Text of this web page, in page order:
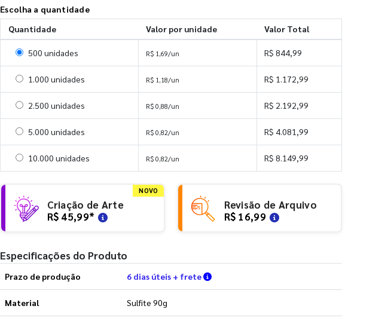
Escolha a quantidade
Quantidade
Valor por unidade Valor Total
Selecionar 500 unidades
500 unidades R$ 1,69/un R$ 844,99
Selecionar 1000 unidades
1.000 unidades R$ 1,18/un R$ 1.172,99
Selecionar 2500 unidades
2.500 unidades R$ 0,88/un R$ 2.192,99
Selecionar 5000 unidades
5.000 unidades R$ 0,82/un R$ 4.081,99
Selecionar 10000 unidades
10.000 unidades R$ 0,82/un R$ 8.149,99
NOVO
Criação de Arte
R$ 45,99*
Revisão de Arquivo
R$ 16,99
Especificações do Produto
Prazo de produção 6 dias úteis + frete Verifique as condições de entrega
Material Sulfite 90g